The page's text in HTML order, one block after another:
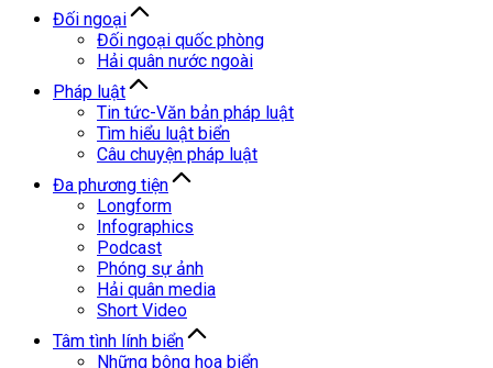
Đối ngoại
Đối ngoại quốc phòng
Hải quân nước ngoài
Pháp luật
Tin tức-Văn bản pháp luật
Tìm hiểu luật biển
Câu chuyện pháp luật
Đa phương tiện
Longform
Infographics
Podcast
Phóng sự ảnh
Hải quân media
Short Video
Tâm tình lính biển
Những bông hoa biển